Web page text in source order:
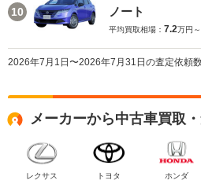
10 ノート
平均買取相場： 7.2万円～
2026年7月1日〜2026年7月31日の査定依頼数
メーカーから中古車買取
レクサス トヨタ ホンダ